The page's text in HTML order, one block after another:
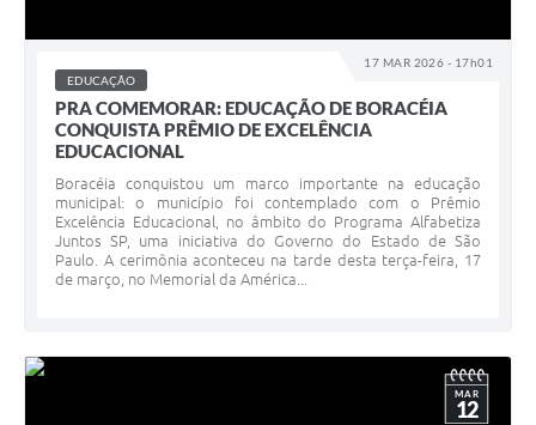
17 MAR 2026 - 17h01
EDUCAÇÃO
PRA COMEMORAR: EDUCAÇÃO DE BORACÉIA
CONQUISTA PRÊMIO DE EXCELÊNCIA
EDUCACIONAL
Boracéia conquistou um marco importante na educação
municipal: o município foi contemplado com o Prêmio
Excelência Educacional, no âmbito do Programa Alfabetiza
Juntos SP, uma iniciativa do Governo do Estado de São
Paulo. A cerimônia aconteceu na tarde desta terça-feira, 17
de março, no Memorial da América...
MAR
12